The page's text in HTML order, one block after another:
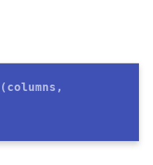
(columns,